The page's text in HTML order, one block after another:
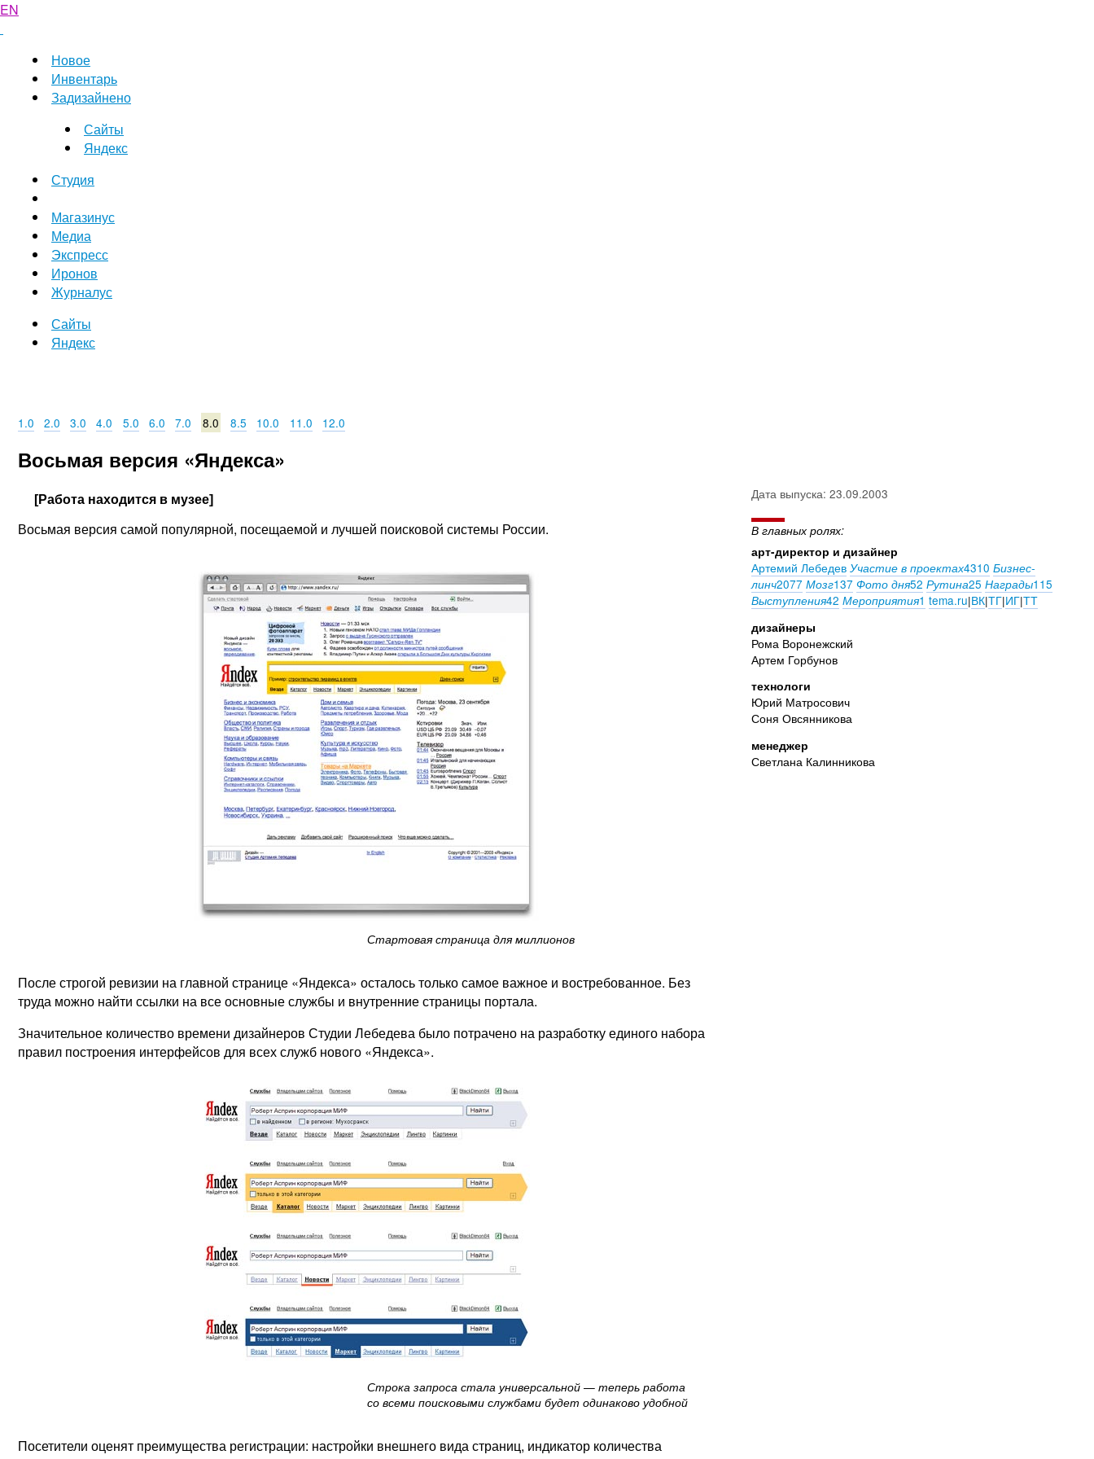
EN
Новое
Инвентарь
Задизайнено
Сайты
Яндекс
Студия
Магазинус
Медиа
Экспресс
Иронов
Журналус
Сайты
Яндекс
1.0 2.0 3.0 4.0 5.0 6.0 7.0 8.0 8.5 10.0 11.0 12.0
Восьмая версия «Яндекса»
[Работа находится в музее]
Восьмая версия самой популярной, посещаемой и лучшей поисковой системы России.
Стартовая страница для миллионов
После строгой ревизии на главной странице «Яндекса» осталось только самое важное и востребованное. Без
труда можно найти ссылки на все основные службы и внутренние страницы портала.
Значительное количество времени дизайнеров Студии Лебедева было потрачено на разработку единого набора
правил построения интерфейсов для всех служб нового «Яндекса».
Строка запроса стала универсальной — теперь работа
со всеми поисковыми службами будет одинаково удобной
Посетители оценят преимущества регистрации: настройки внешнего вида страниц, индикатор количества
Дата выпуска: 23.09.2003
В главных ролях:
арт-директор и дизайнер
Артемий Лебедев Участие в проектах4310 Бизнес-
линч2077 Мозг137 Фото дня52 Рутина25 Награды115
Выступления42 Мероприятия1 tema.ru|ВК|ТГ|ИГ|ТТ
дизайнеры
Рома Воронежский
Артем Горбунов
технологи
Юрий Матросович
Соня Овсянникова
менеджер
Светлана Калинникова